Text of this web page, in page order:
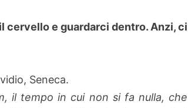
cervello e guardarci dentro. Anzi, ci
Seneca.
il tempo in cui non si fa nulla, che